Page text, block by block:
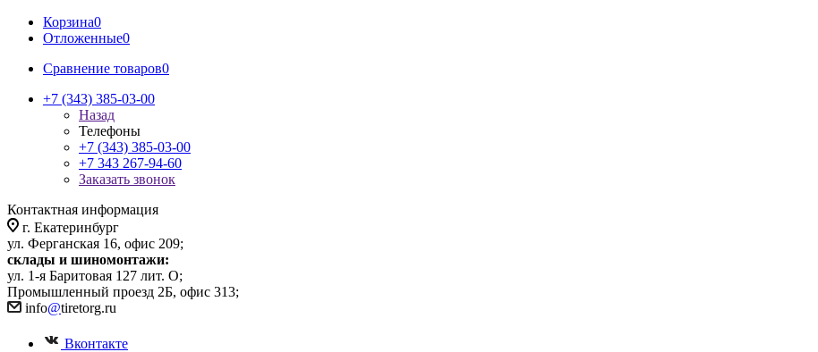
Корзина0
Отложенные0
Сравнение товаров0
+7 (343) 385-03-00
Назад
Телефоны
+7 (343) 385-03-00
+7 343 267-94-60
Заказать звонок
Контактная информация
г. Екатеринбург
ул. Ферганская 16, офис 209;
склады и шиномонтажи:
ул. 1-я Баритовая 127 лит. О;
Промышленный проезд 2Б, офис 313;
info@tiretorg.ru
Вконтакте